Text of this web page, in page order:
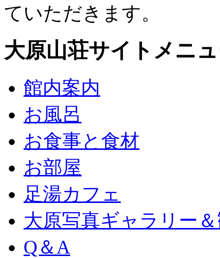
ていただきます。
大原山荘サイトメニ
館内案内
お風呂
お食事と食材
お部屋
足湯カフェ
大原写真ギャラリー
Q＆A